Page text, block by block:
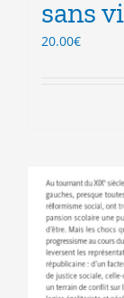
sans
20.00€